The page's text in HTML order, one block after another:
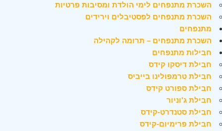
השכרת מתנפחים לימי הולדת ומסיבות פרטיות
השכרת מתנפחים לפסטיבלים וירידים
מתנפחים
השכרת מתנפחים – תרומה לקהילה
חבילות מתנפחים
חבילת דיסקו קידס
חבילת טרמפולינו בייביס
חבילת ספורט קידס
חבילת ג'וניור
חבילת סטנדרט-קידס
חבילת פרימיום-קידס